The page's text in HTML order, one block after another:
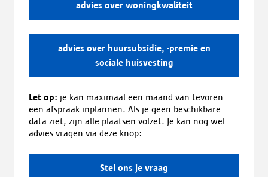
advies over woningkwaliteit
advies over huursubsidie, -premie en
sociale huisvesting
Let op: je kan maximaal een maand van tevoren
een afspraak inplannen. Als je geen beschikbare
data ziet, zijn alle plaatsen volzet. Je kan nog wel
advies vragen via deze knop:
Stel ons je vraag